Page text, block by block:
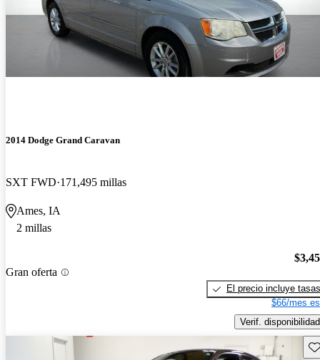
2014 Dodge Grand Caravan
SXT FWD 171,495 millas
Ames, IA
2 millas
Gran oferta
El precio incluye tasas
$66/mes
Verif. disponibilidad